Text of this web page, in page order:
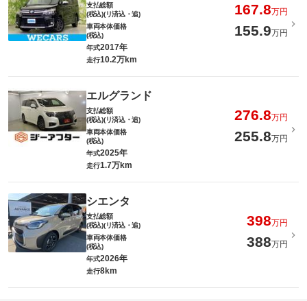
支払総額
(税込)(リ済込・追)
167.8万円
車両本体価格
(税込)
155.9万円
年式2017年
走行10.2万km
エルグランド
支払総額
(税込)(リ済込・追)
276.8万円
車両本体価格
(税込)
255.8万円
年式2025年
走行1.7万km
シエンタ
支払総額
(税込)(リ済込・追)
398万円
車両本体価格
(税込)
388万円
年式2026年
走行8km